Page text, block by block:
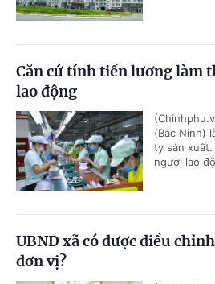
Căn cứ tính tiền lương làm
lao động
(Bắc Ninh)
ty sản
người lao
UBND xã có được điều
đơn vị?